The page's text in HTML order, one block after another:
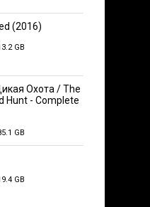
(2016)
GB
Охота / The
Hunt - Complete
GB
GB